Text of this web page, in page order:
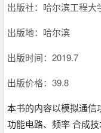
出版社：哈尔滨工程大
出版地：哈尔滨
出版时间：2019.7
出版价格：39.8
本书的内容以模拟通信
功能电路、频率 合成